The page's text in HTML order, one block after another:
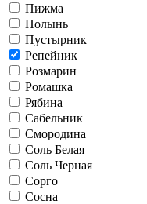
Пижма
Полынь
Пустырник
Репейник
Розмарин
Ромашка
Рябина
Сабельник
Смородина
Соль Белая
Соль Черная
Сорго
Сосна